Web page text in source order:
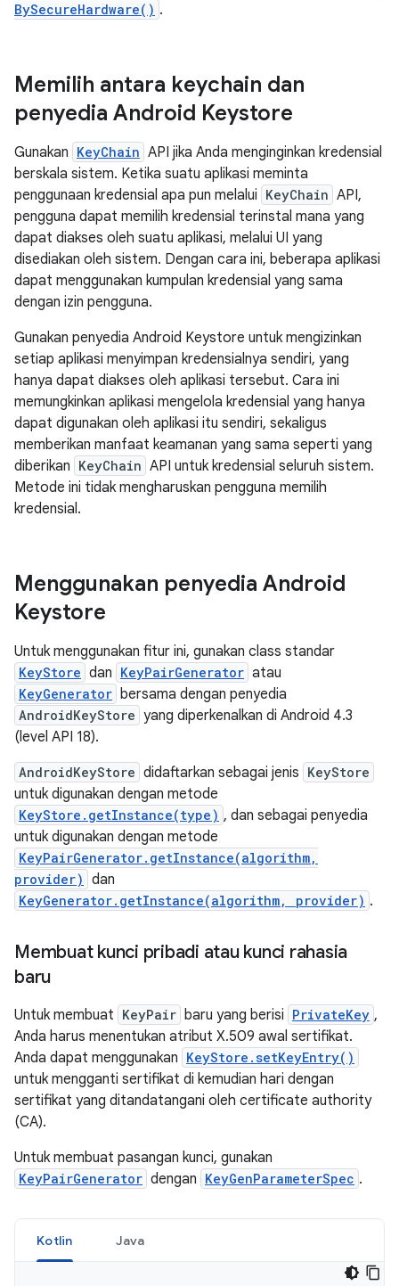
BySecureHardware() .
Memilih antara keychain dan
penyedia Android Keystore
Gunakan KeyChain API jika Anda menginginkan kredensial
berskala sistem. Ketika suatu aplikasi meminta
penggunaan kredensial apa pun melalui KeyChain API,
pengguna dapat memilih kredensial terinstal mana yang
dapat diakses oleh suatu aplikasi, melalui UI yang
disediakan oleh sistem. Dengan cara ini, beberapa aplikasi
dapat menggunakan kumpulan kredensial yang sama
dengan izin pengguna.
Gunakan penyedia Android Keystore untuk mengizinkan
setiap aplikasi menyimpan kredensialnya sendiri, yang
hanya dapat diakses oleh aplikasi tersebut. Cara ini
memungkinkan aplikasi mengelola kredensial yang hanya
dapat digunakan oleh aplikasi itu sendiri, sekaligus
memberikan manfaat keamanan yang sama seperti yang
diberikan KeyChain API untuk kredensial seluruh sistem.
Metode ini tidak mengharuskan pengguna memilih
kredensial.
Menggunakan penyedia Android
Keystore
Untuk menggunakan fitur ini, gunakan class standar
KeyStore dan KeyPairGenerator atau
KeyGenerator bersama dengan penyedia
AndroidKeyStore yang diperkenalkan di Android 4.3
(level API 18).
AndroidKeyStore didaftarkan sebagai jenis KeyStore
untuk digunakan dengan metode
KeyStore.getInstance(type) , dan sebagai penyedia
untuk digunakan dengan metode
KeyPairGenerator.getInstance(algorithm,
provider) dan
KeyGenerator.getInstance(algorithm, provider) .
Membuat kunci pribadi atau kunci rahasia
baru
Untuk membuat KeyPair baru yang berisi PrivateKey ,
Anda harus menentukan atribut X.509 awal sertifikat.
Anda dapat menggunakan KeyStore.setKeyEntry()
untuk mengganti sertifikat di kemudian hari dengan
sertifikat yang ditandatangani oleh certificate authority
(CA).
Untuk membuat pasangan kunci, gunakan
KeyPairGenerator dengan KeyGenParameterSpec .
Kotlin Java